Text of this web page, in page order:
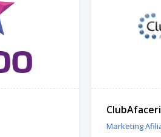
Marketing